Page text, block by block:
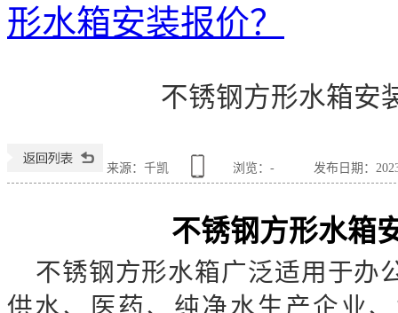
形水箱安装报价？
不锈钢方形水箱安
来源：千凯 浏览： - 发布日期：
不锈钢方形水箱
不锈钢方形水箱广泛适用于办
供水、医药、纯净水生产企业